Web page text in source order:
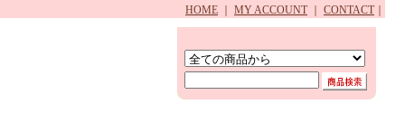
HOME MY ACCOUNT CONTACT